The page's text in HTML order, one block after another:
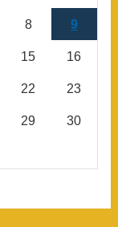
8 9
15 16
22 23
29 30